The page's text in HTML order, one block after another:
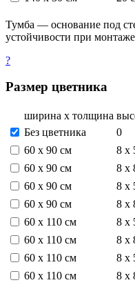
Тумба — основание под
устойчивости при
?
Размер цветника
ширина х толщина
Без цветника
0
60 х 90 см
8 х
60 х 90 см
8 х
60 х 90 см
8 х
60 х 90 см
8 х
60 х 110 см
8 х
60 х 110 см
8 х
60 х 110 см
8 х
60 х 110 см
8 х